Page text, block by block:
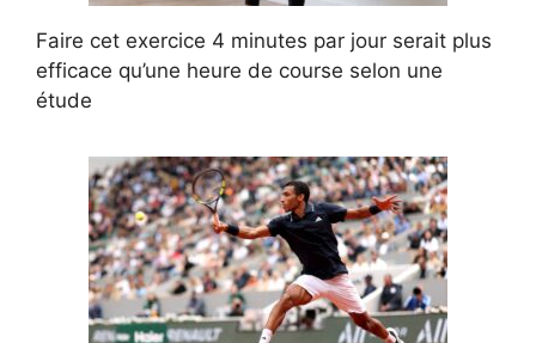
Faire cet exercice 4 minutes par jour serait plus
efficace qu’une heure de course selon une
étude